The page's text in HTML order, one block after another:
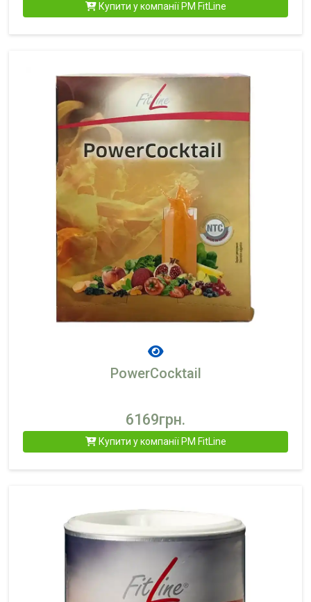
Купити у компанії PM FitLine
PowerCocktail
6169грн.
Купити у компанії PM FitLine